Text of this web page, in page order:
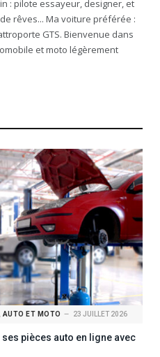
: pilote essayeur, designer, et
rêves... Ma voiture préférée :
GTS. Bienvenue dans
et moto légèrement
AUTO ET MOTO 23 JUILLET 2026
pièces auto en ligne avec